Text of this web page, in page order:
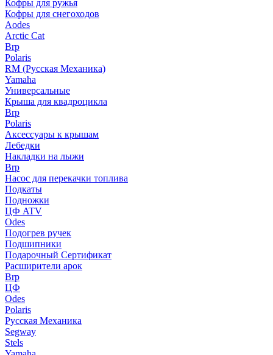
Кофры для ружья
Кофры для снегоходов
Aodes
Arctic Cat
Brp
Polaris
RM (Русская Механика)
Yamaha
Универсальные
Крыша для квадроцикла
Brp
Polaris
Аксессуары к крышам
Лебедки
Накладки на лыжи
Brp
Насос для перекачки топлива
Подкаты
Подножки
ЦФ ATV
Odes
Подогрев ручек
Подшипники
Подарочный Сертификат
Расширители арок
Brp
ЦФ
Odes
Polaris
Русская Механика
Segway
Stels